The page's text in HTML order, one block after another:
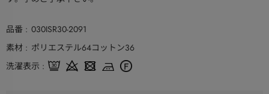
品番
030ISR30-2091
素材
ポリエステル64コットン36
洗濯表示